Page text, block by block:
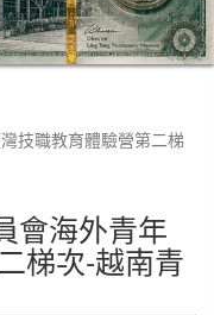
技職教育體驗營第二梯
會海外青年
梯次-越南青